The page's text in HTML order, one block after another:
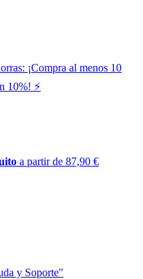
¡Compra al menos 10
10%! ⚡️
a partir de 87,90 €
y Soporte"